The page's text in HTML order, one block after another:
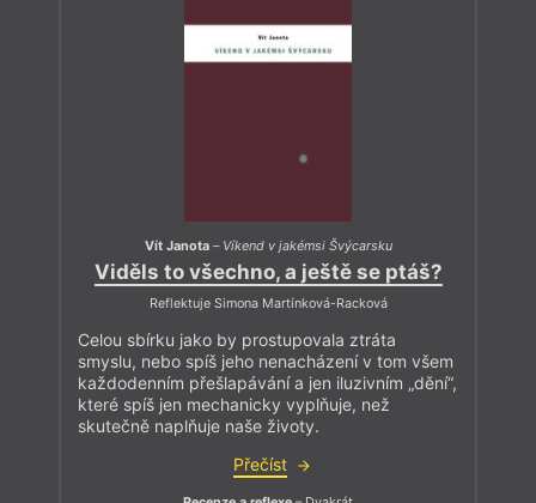
Vít Janota– Víkend v jakémsi Švýcarsku
Viděls to všechno, a ještě se ptáš?
Reflektuje Simona Martínková-Racková
Celou sbírku jako by prostupovala ztráta
smyslu, nebo spíš jeho nenacházení v tom všem
každodenním přešlapávání a jen iluzivním „dění“,
které spíš jen mechanicky vyplňuje, než
skutečně naplňuje naše životy.
Přečíst